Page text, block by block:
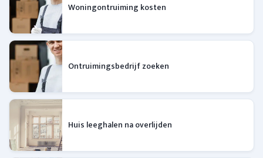
Woningontruiming kosten
Ontruimingsbedrijf zoeken
Huis leeghalen na overlijden